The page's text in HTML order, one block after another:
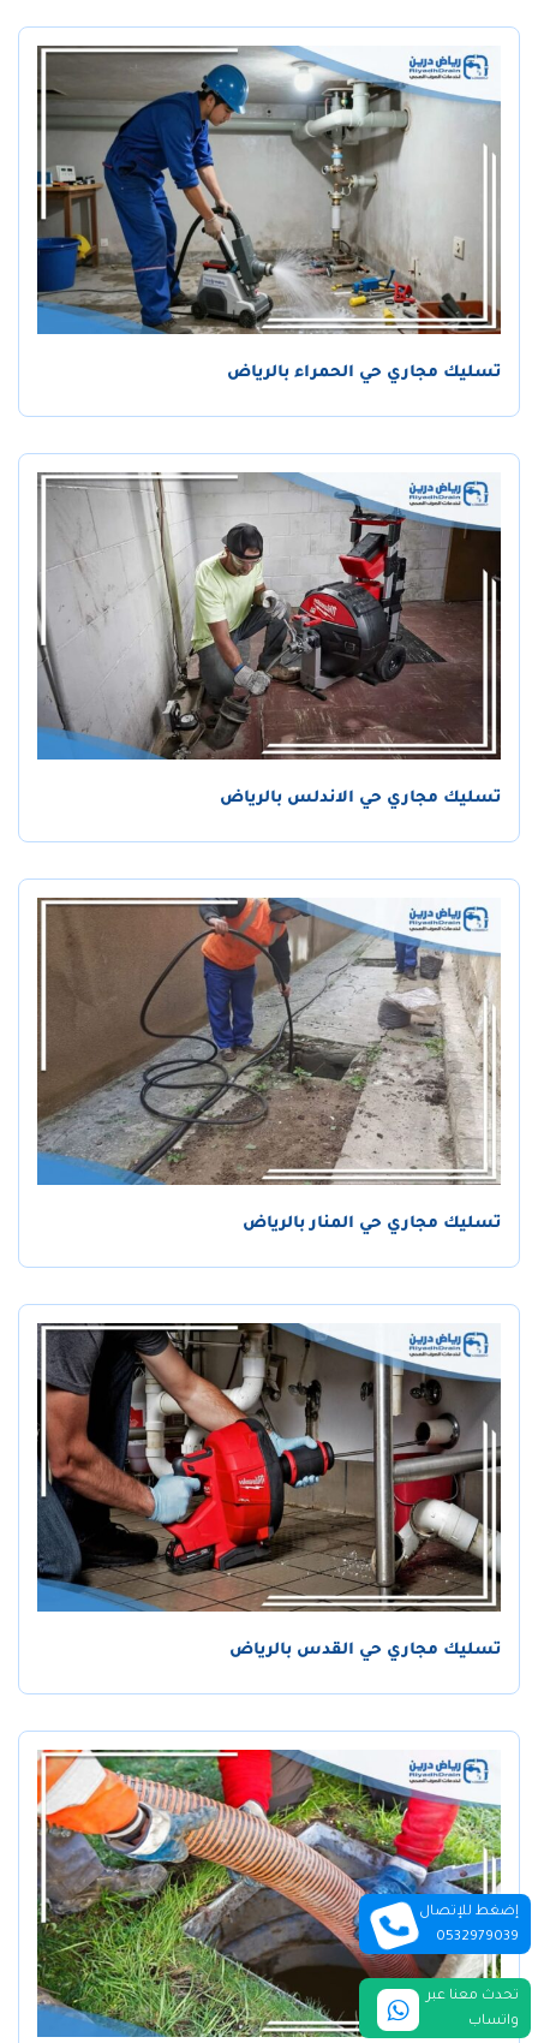
تسليك مجاري حي الحمراء بالرياض
تسليك مجاري حي الاندلس بالرياض
تسليك مجاري حي المنار بالرياض
تسليك مجاري حي القدس بالرياض
إضغط للإتصال
0532979039
تحدث معنا عبر
واتساب